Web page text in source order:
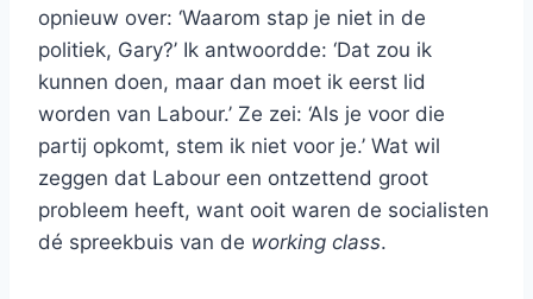
opnieuw over: ‘Waarom stap je niet in de
politiek, Gary?’ Ik antwoordde: ‘Dat zou ik
kunnen doen, maar dan moet ik eerst lid
worden van Labour.’ Ze zei: ‘Als je voor die
partij opkomt, stem ik niet voor je.’ Wat wil
zeggen dat Labour een ontzettend groot
probleem heeft, want ooit waren de socialisten
dé spreekbuis van de working class.